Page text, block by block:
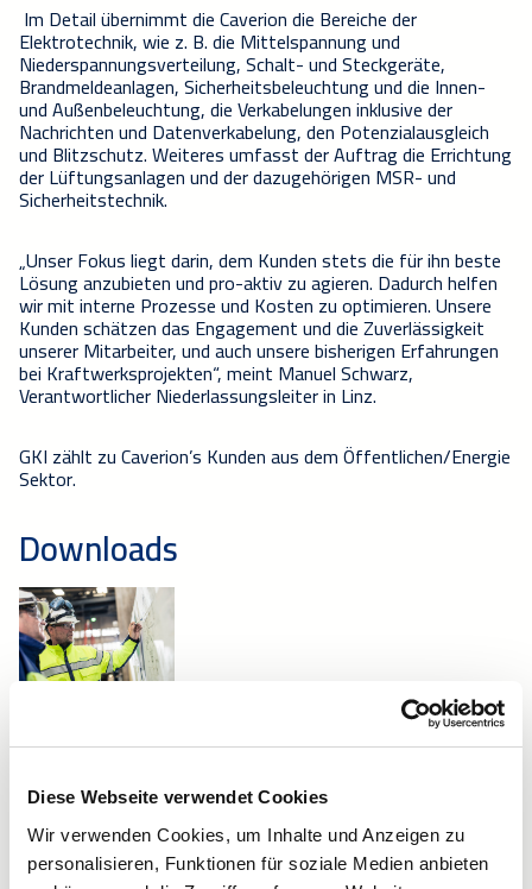
Diese Webseite verwendet Cookies
Wir verwenden Cookies, um Inhalte und Anzeigen zu
personalisieren, Funktionen für soziale Medien anbieten
Im Detail übernimmt die Caverion die Bereiche der
Elektrotechnik, wie z. B. die Mittelspannung und
Niederspannungsverteilung, Schalt- und Steckgeräte,
Brandmeldeanlagen, Sicherheitsbeleuchtung und die Innen-
und Außenbeleuchtung, die Verkabelungen inklusive der
Nachrichten und Datenverkabelung, den Potenzialausgleich
und Blitzschutz. Weiteres umfasst der Auftrag die Errichtung
der Lüftungsanlagen und der dazugehörigen MSR- und
Sicherheitstechnik.
„Unser Fokus liegt darin, dem Kunden stets die für ihn beste
Lösung anzubieten und pro-aktiv zu agieren. Dadurch helfen
wir mit interne Prozesse und Kosten zu optimieren. Unsere
Kunden schätzen das Engagement und die Zuverlässigkeit
unserer Mitarbeiter, und auch unsere bisherigen Erfahrungen
bei Kraftwerksprojekten“, meint Manuel Schwarz,
Verantwortlicher Niederlassungsleiter in Linz.
GKI zählt zu Caverion’s Kunden aus dem Öffentlichen/Energie
Sektor.
Downloads
quality
quality
wkr0006.pdf